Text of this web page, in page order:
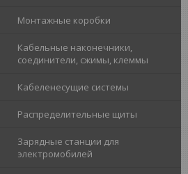
Монтажные коробки
Кабельные наконечники,
соединители, сжимы, клеммы
Кабеленесущие системы
Распределительные щиты
Зарядные станции для
электромобилей